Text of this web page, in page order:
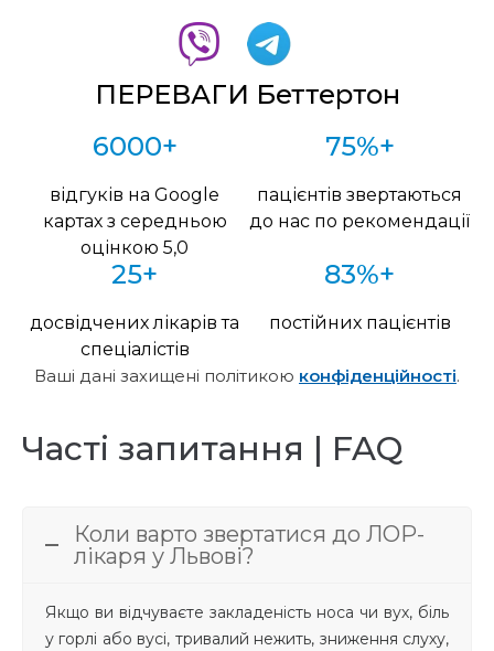
ПЕРЕВАГИ Беттертон
6000+
відгуків на Google
картах з середньою
оцінкою 5,0
75%+
пацієнтів звертаються
до нас по рекомендації
25+
досвідчених лікарів та
спеціалістів
83%+
постійних пацієнтів
Ваші дані захищені політикою конфіденційності.
Часті запитання | FAQ
Коли варто звертатися до ЛОР-
лікаря у Львові?
Якщо ви відчуваєте закладеність носа чи вух, біль
у горлі або вусі, тривалий нежить, зниження слуху,